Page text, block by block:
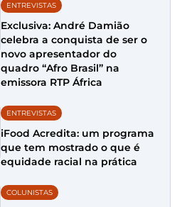
ENTREVISTAS
Exclusiva: André Damião
celebra a conquista de ser o
novo apresentador do
quadro “Afro Brasil” na
emissora RTP África
ENTREVISTAS
iFood Acredita: um programa
que tem mostrado o que é
equidade racial na prática
COLUNISTAS